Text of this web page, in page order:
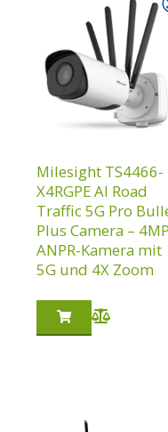
Milesight TS4466-
X4RGPE AI Road
Traffic 5G Pro
Plus Camera – 4MP
ANPR-Kamera mit
5G und 4X Zoom